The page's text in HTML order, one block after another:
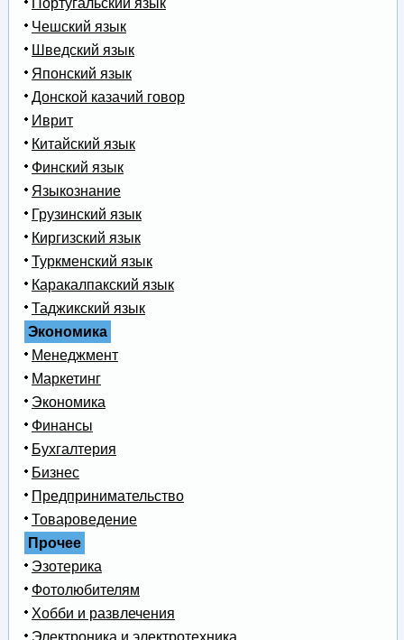
Португальский язык
Чешский язык
Шведский язык
Японский язык
Донской казачий говор
Иврит
Китайский язык
Финский язык
Языкознание
Грузинский язык
Киргизский язык
Туркменский язык
Каракалпакский язык
Таджикский язык
Экономика
Менеджмент
Маркетинг
Экономика
Финансы
Бухгалтерия
Бизнес
Предпринимательство
Товароведение
Прочее
Эзотерика
Фотолюбителям
Хобби и развлечения